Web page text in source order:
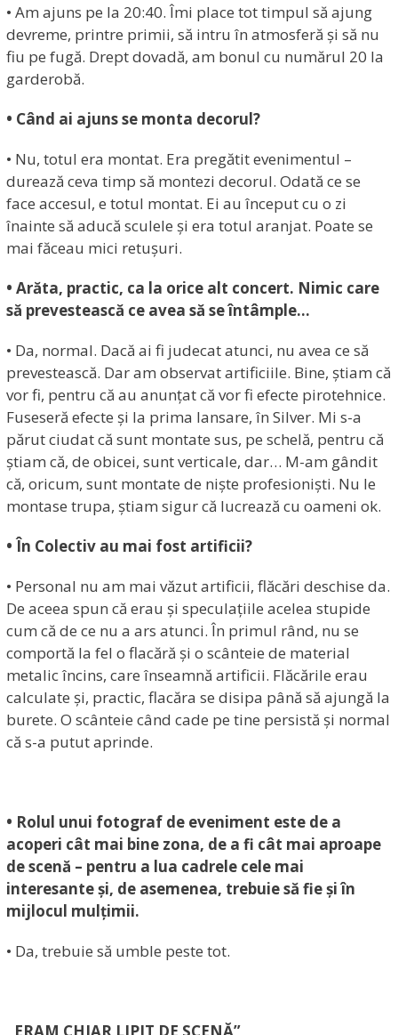
• Am ajuns pe la 20:40. Îmi place tot timpul să ajung
devreme, printre primii, să intru în atmosferă și să nu
fiu pe fugă. Drept dovadă, am bonul cu numărul 20 la
garderobă.
• Când ai ajuns se monta decorul?
• Nu, totul era montat. Era pregătit evenimentul –
durează ceva timp să montezi decorul. Odată ce se
face accesul, e totul montat. Ei au început cu o zi
înainte să aducă sculele și era totul aranjat. Poate se
mai făceau mici retușuri.
• Arăta, practic, ca la orice alt concert. Nimic care
să prevestească ce avea să se întâmple…
• Da, normal. Dacă ai fi judecat atunci, nu avea ce să
prevestească. Dar am observat artificiile. Bine, știam că
vor fi, pentru că au anunțat că vor fi efecte pirotehnice.
Fuseseră efecte și la prima lansare, în Silver. Mi s-a
părut ciudat că sunt montate sus, pe schelă, pentru că
știam că, de obicei, sunt verticale, dar… M-am gândit
că, oricum, sunt montate de niște profesioniști. Nu le
montase trupa, știam sigur că lucrează cu oameni ok.
• În Colectiv au mai fost artificii?
• Personal nu am mai văzut artificii, flăcări deschise da.
De aceea spun că erau și speculațiile acelea stupide
cum că de ce nu a ars atunci. În primul rând, nu se
comportă la fel o flacără și o scânteie de material
metalic încins, care înseamnă artificii. Flăcările erau
calculate și, practic, flacăra se disipa până să ajungă la
burete. O scânteie când cade pe tine persistă și normal
că s-a putut aprinde.
• Rolul unui fotograf de eveniment este de a
acoperi cât mai bine zona, de a fi cât mai aproape
de scenă – pentru a lua cadrele cele mai
interesante și, de asemenea, trebuie să fie și în
mijlocul mulțimii.
• Da, trebuie să umble peste tot.
„ERAM CHIAR LIPIT DE SCENĂ”